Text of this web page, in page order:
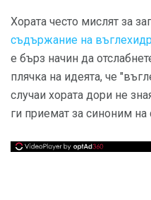
Хората често мислят за
съдържание на
е бърз начин да
плячка на идеята, че
случаи хората дори не
ги приемат за синоним на